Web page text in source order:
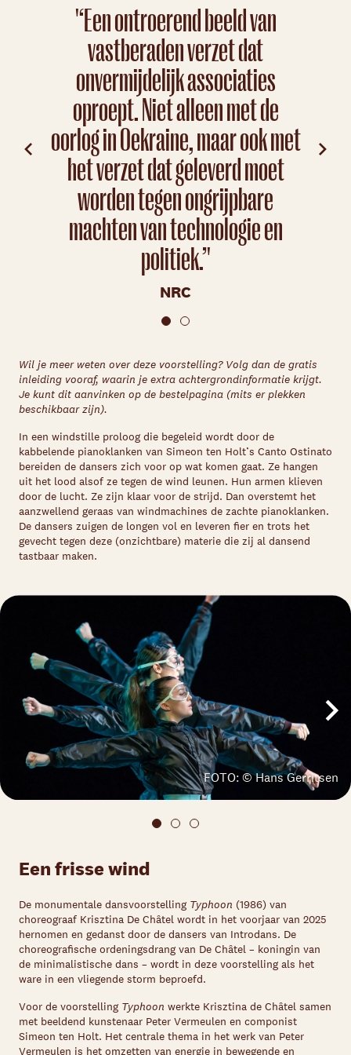
'‘Een ontroerend beeld van
vastberaden verzet dat
onvermijdelijk associaties
oproept. Niet alleen met de
oorlog in Oekraine, maar ook met
het verzet dat geleverd moet
worden tegen ongrijpbare
machten van technologie en
politiek.’'
NRC
Wil je meer weten over deze voorstelling? Volg dan de gratis
inleiding vooraf, waarin je extra achtergrondinformatie krijgt.
Je kunt dit aanvinken op de bestelpagina (mits er plekken
beschikbaar zijn).
In een windstille proloog die begeleid wordt door de
kabbelende pianoklanken van Simeon ten Holt’s Canto Ostinato
bereiden de dansers zich voor op wat komen gaat. Ze hangen
uit het lood alsof ze tegen de wind leunen. Hun armen klieven
door de lucht. Ze zijn klaar voor de strijd. Dan overstemt het
aanzwellend geraas van windmachines de zachte pianoklanken.
De dansers zuigen de longen vol en leveren fier en trots het
gevecht tegen deze (onzichtbare) materie die zij al dansend
tastbaar maken.
FOTO: © Hans Gerritsen
Een frisse wind
De monumentale dansvoorstelling Typhoon (1986) van
choreograaf Krisztina De Châtel wordt in het voorjaar van 2025
hernomen en gedanst door de dansers van Introdans. De
choreografische ordeningsdrang van De Châtel – koningin van
de minimalistische dans – wordt in deze voorstelling als het
ware in een vliegende storm beproefd.
Voor de voorstelling Typhoon werkte Krisztina de Châtel samen
met beeldend kunstenaar Peter Vermeulen en componist
Simeon ten Holt. Het centrale thema in het werk van Peter
Vermeulen is het omzetten van energie in bewegende en